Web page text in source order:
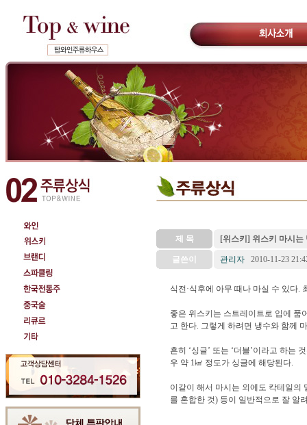
제 목 [위스키] 위스키 마시는
글쓴이 관리자 2010-11-23
식전·식후에 아무 때나 마실 수 있다.
좋은 위스키는 스트레이트로 입에 품
고 한다. 그렇게 하려면 냉수와 함께
흔히 ‘싱글’ 또는 ‘더블’이라고 하는
우 약 1㎦ 정도가 싱글에 해당된다.
이같이 해서 마시는 외에도 칵테일의
를 혼합한 것) 등이 일반적으로 잘 알